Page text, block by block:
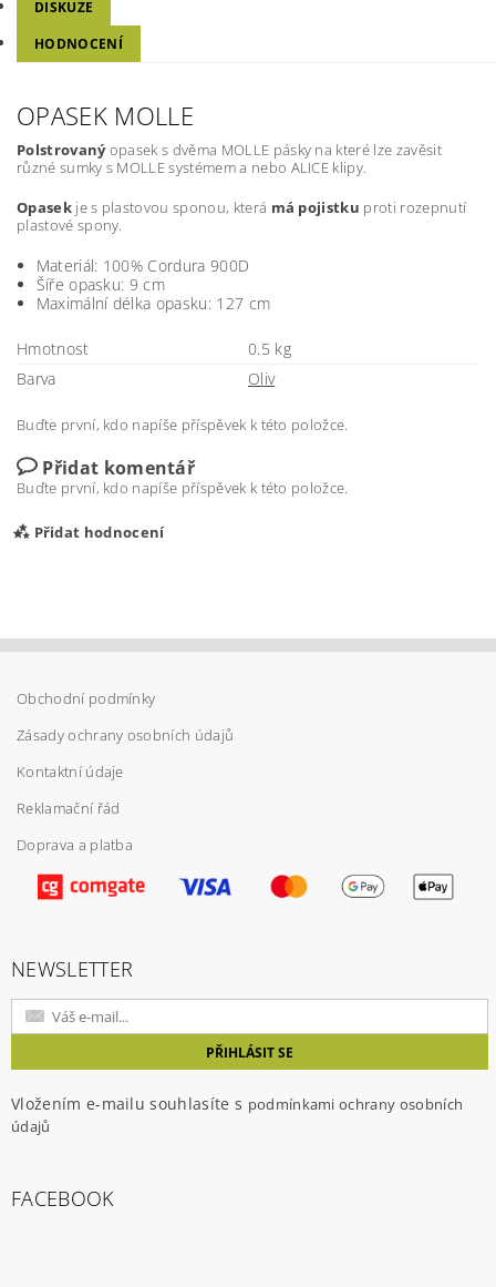
DISKUZE
HODNOCENÍ
OPASEK MOLLE
Polstrovanýopasek s dvěma MOLLE pásky na které lze zavěsit
různé sumky s MOLLE systémem a nebo ALICE klipy.
Opasekje s plastovou sponou, která má pojistku proti rozepnutí
plastové spony.
Materiál: 100% Cordura 900D
Šíře opasku: 9 cm
Maximální délka opasku: 127 cm
Hmotnost
0.5 kg
Barva
Oliv
Buďte první, kdo napíše příspěvek k této položce.
Přidat komentář
Buďte první, kdo napíše příspěvek k této položce.
Přidat hodnocení
Vložením hodnocení souhlasíte spodmínkami
ochrany osobních údajů
Obchodní podmínky
Zásady ochrany osobních údajů
Kontaktní údaje
Reklamační řád
Doprava a platba
NEWSLETTER
Vložením e-mailu souhlasíte s podmínkami ochrany osobních
údajů
FACEBOOK